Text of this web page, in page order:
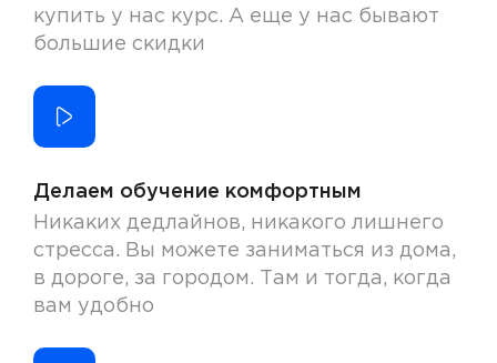
купить у нас курс. А еще у нас бывают
большие скидки
Делаем обучение комфортным
Никаких дедлайнов, никакого лишнего
стресса. Вы можете заниматься из дома,
в дороге, за городом. Там и тогда, когда
вам удобно